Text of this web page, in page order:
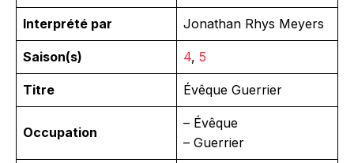
Interprété par Jonathan Rhys Meyers
Saison(s) 4, 5
Titre Évêque Guerrier
Occupation
– Évêque
– Guerrier